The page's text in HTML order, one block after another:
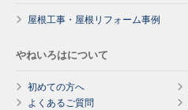
屋根工事・屋根リフォーム事例
やねいろはについて
初めての方へ
よくあるご質問